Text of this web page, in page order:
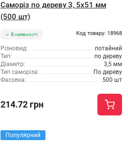
Саморіз по дереву 3, 5x51 мм
(500 шт)
В наявності Код товару: 18968
Різновид:
потайний
Тип:
по дереву
Діаметр:
3,5 мм
Тип саморіза:
По дереву
Фасовка:
500 шт
214.72 грн
Популярний